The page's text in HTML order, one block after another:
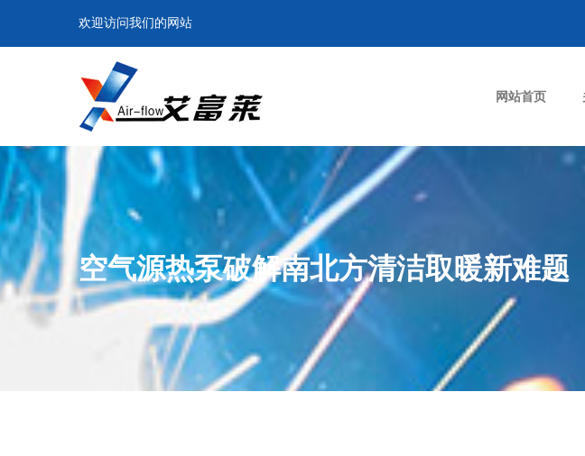
欢迎访问我们的网站
网站首页
空气源热泵破解南北方清洁取暖新难题